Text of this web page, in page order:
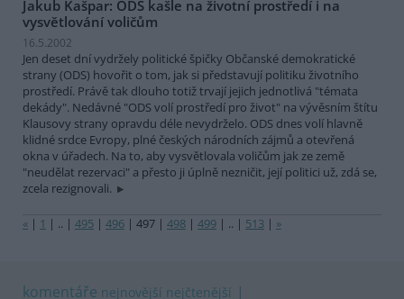
Jakub Kašpar: ODS kašle na životní prostředí i na
vysvětlování voličům
16.5.2002
Jen deset dní vydržely politické špičky Občanské demokratické
strany (ODS) hovořit o tom, jak si představují politiku životního
prostředí. Právě tak dlouho totiž trvají jejich jednotlivá "témata
dekády". Nedávné "ODS volí prostředí pro život" na vývěsním štítu
Klausovy strany opravdu déle nevydrželo. ODS dnes volí hlavně
klidné srdce Evropy, plné českých národních zájmů a otevřená
okna v úřadech. Na to, aby vysvětlovala voličům jak ze země
"neudělat rezervaci" a přesto ji úplně nezničit, její politici už, zdá se,
zcela rezignovali.
« | 1 | .. | 495 | 496 | 497 | 498 | 499 | .. | 513 | »
komentáře nejnovější nejčtenější